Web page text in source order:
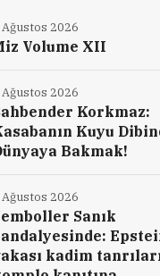
Volume XII
2026
Korkmaz:
Kuyu
Bakmak!
2026
Sanık
kadim
Ağustos 2026